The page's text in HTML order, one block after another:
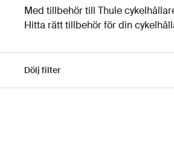
Med tillbehör till Thule
Hitta rätt tillbehör för din
Dölj filter